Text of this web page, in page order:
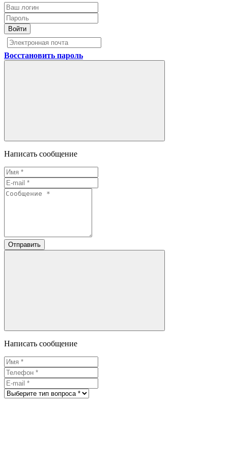
Войти
Восстановить пароль
Написать сообщение
Отправить
Написать сообщение